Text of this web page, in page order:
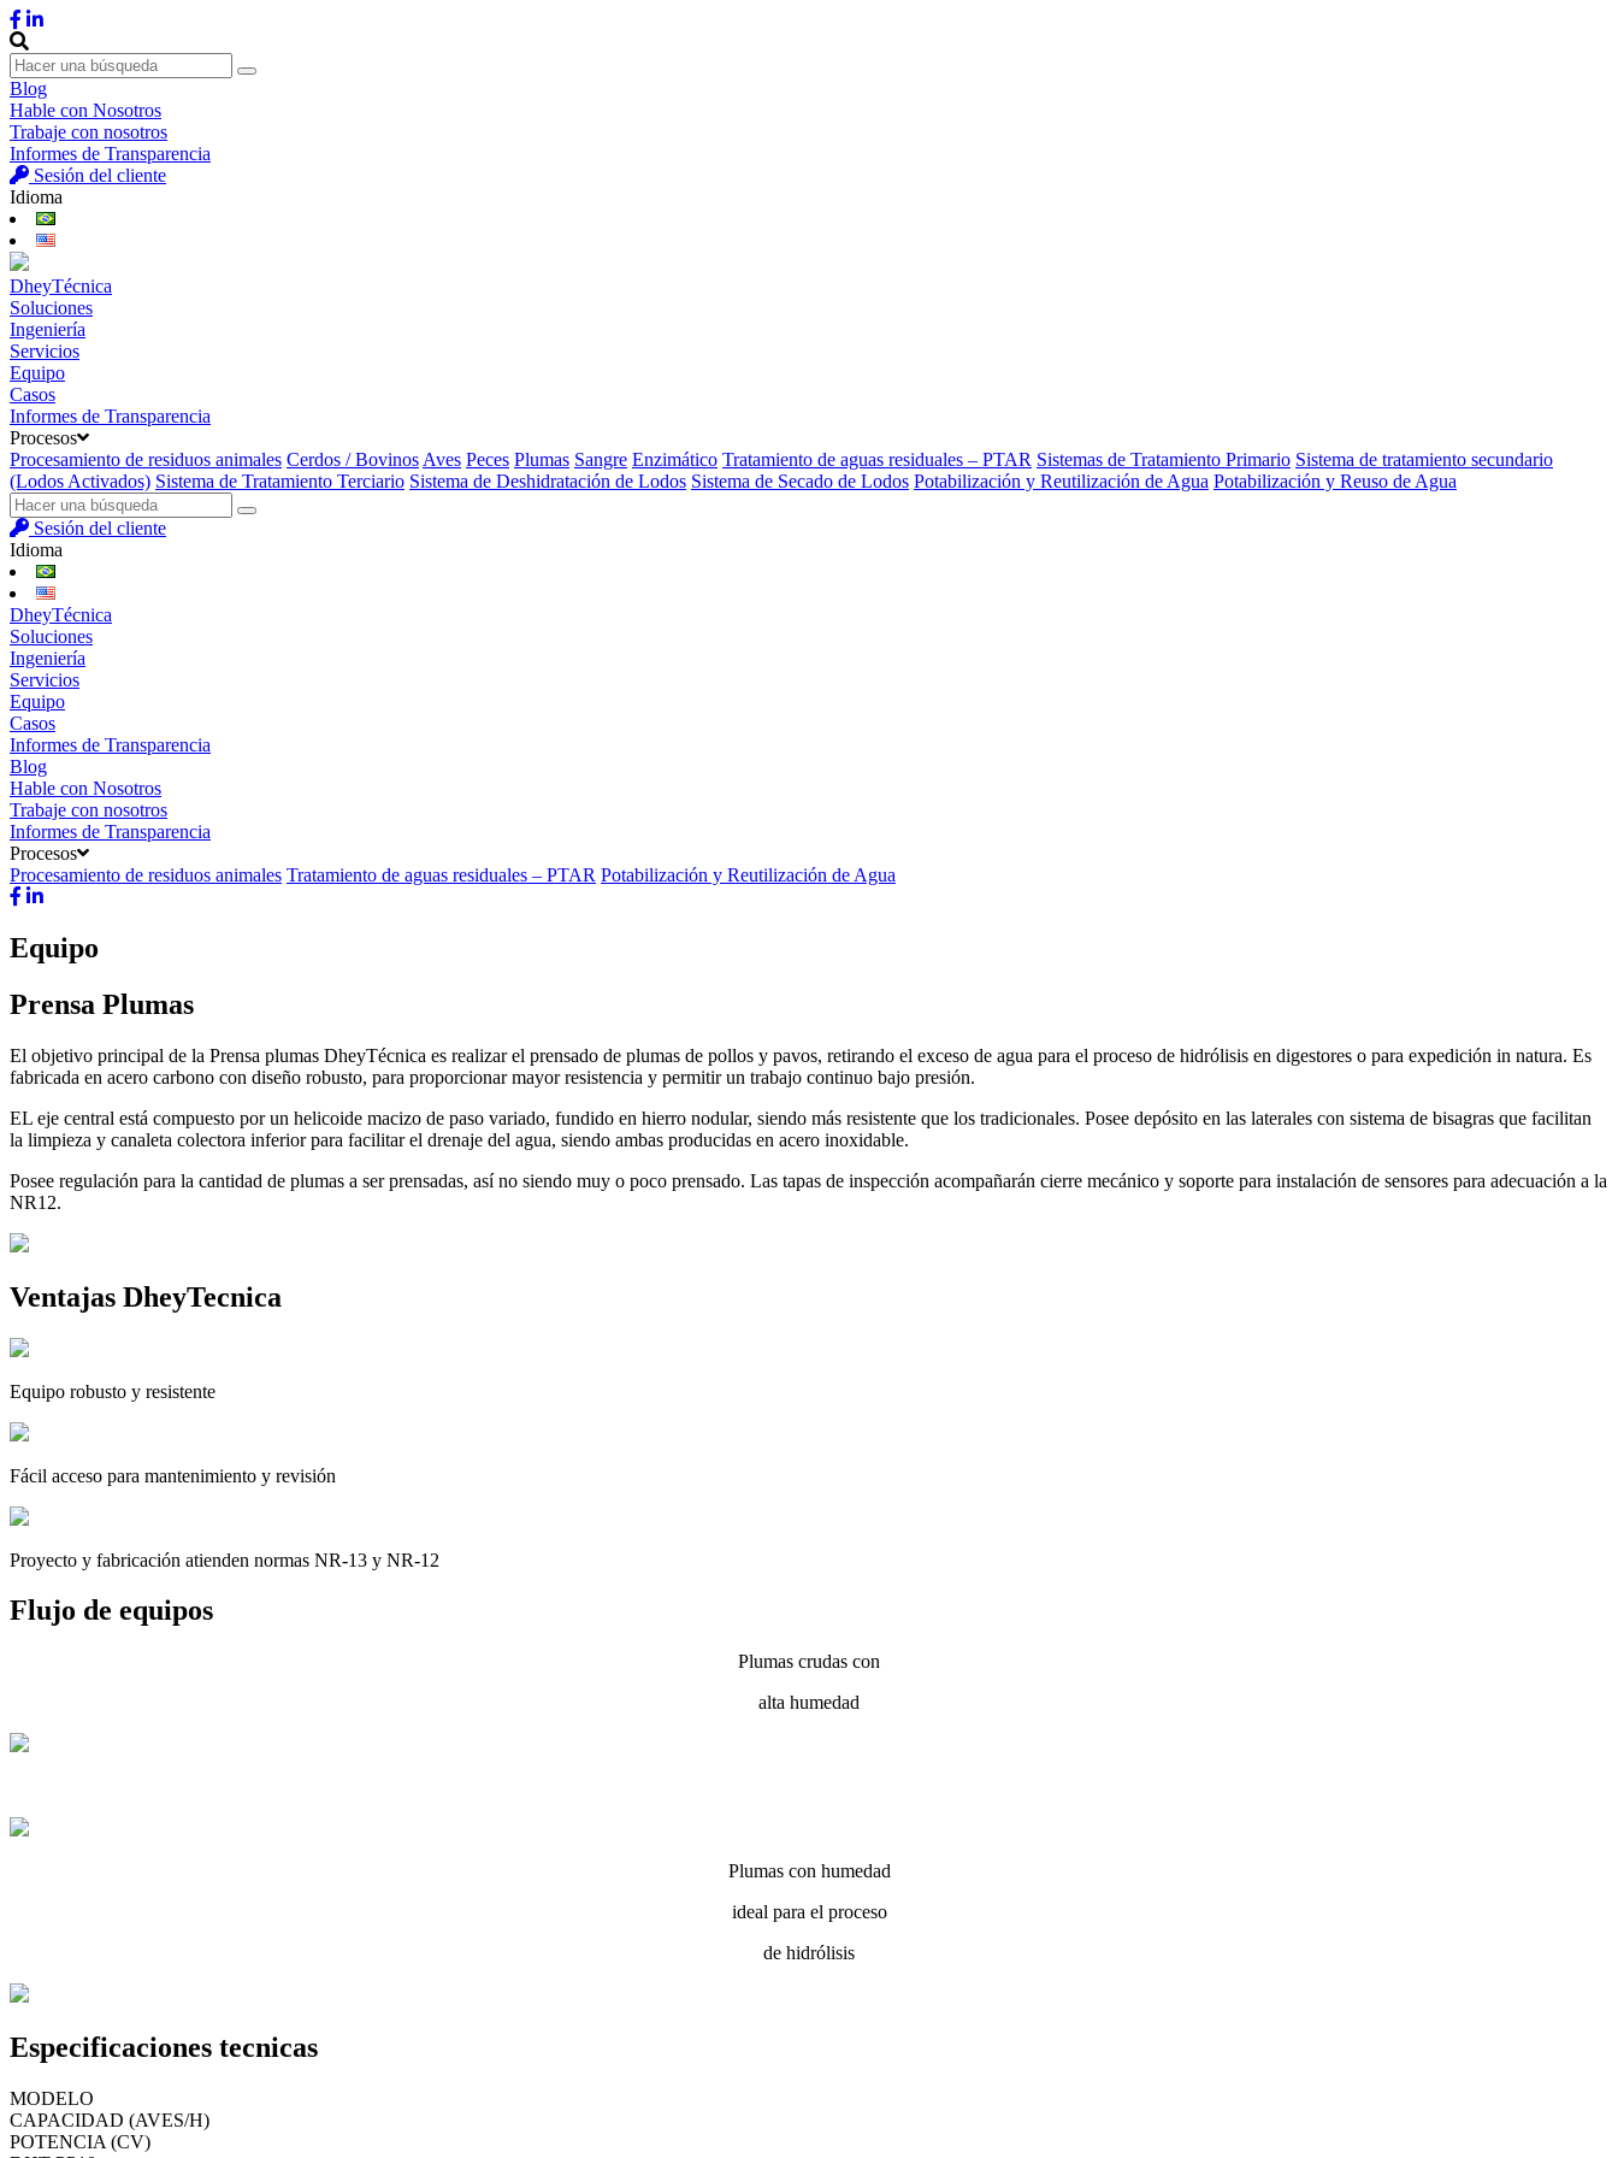
Blog
Hable con Nosotros
Trabaje con nosotros
Informes de Transparencia
Sesión del cliente
Idioma
DheyTécnica
Soluciones
Ingeniería
Servicios
Equipo
Casos
Informes de Transparencia
Procesos
Procesamiento de residuos animales Cerdos / Bovinos Aves Peces Plumas Sangre Enzimático Tratamiento de aguas residuales – PTAR Sistemas de Tratamiento Primario Sistema de tratamiento secundario
(Lodos Activados) Sistema de Tratamiento Terciario Sistema de Deshidratación de Lodos Sistema de Secado de Lodos Potabilización y Reutilización de Agua Potabilización y Reuso de Agua
Sesión del cliente
Idioma
DheyTécnica
Soluciones
Ingeniería
Servicios
Equipo
Casos
Informes de Transparencia
Blog
Hable con Nosotros
Trabaje con nosotros
Informes de Transparencia
Procesos
Procesamiento de residuos animales Tratamiento de aguas residuales – PTAR Potabilización y Reutilización de Agua
Equipo
Prensa Plumas
El objetivo principal de la Prensa plumas DheyTécnica es realizar el prensado de plumas de pollos y pavos, retirando el exceso de agua para el proceso de hidrólisis en digestores o para expedición in natura. Es
fabricada en acero carbono con diseño robusto, para proporcionar mayor resistencia y permitir un trabajo continuo bajo presión.
EL eje central está compuesto por un helicoide macizo de paso variado, fundido en hierro nodular, siendo más resistente que los tradicionales. Posee depósito en las laterales con sistema de bisagras que facilitan
la limpieza y canaleta colectora inferior para facilitar el drenaje del agua, siendo ambas producidas en acero inoxidable.
Posee regulación para la cantidad de plumas a ser prensadas, así no siendo muy o poco prensado. Las tapas de inspección acompañarán cierre mecánico y soporte para instalación de sensores para adecuación a la
NR12.
Ventajas DheyTecnica
Equipo robusto y resistente
Fácil acceso para mantenimiento y revisión
Proyecto y fabricación atienden normas NR-13 y NR-12
Flujo de equipos
Plumas crudas con
alta humedad
Plumas con humedad
ideal para el proceso
de hidrólisis
Especificaciones tecnicas
MODELO
CAPACIDAD (AVES/H)
POTENCIA (CV)